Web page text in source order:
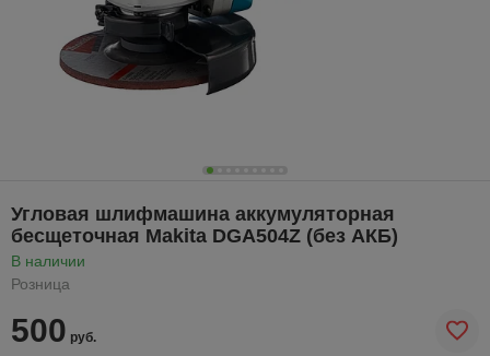
Угловая шлифмашина аккумуляторная
бесщеточная Makita DGA504Z (без АКБ)
В наличии
Розница
500 руб.